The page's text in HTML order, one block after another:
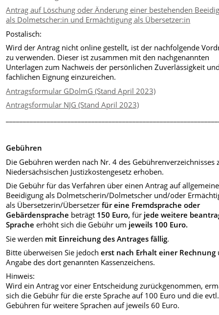
Antrag auf Löschung oder Änderung einer bestehenden
als Dolmetscher:in und Ermächtigung als Übersetzer:in
Postalisch:
Wird der Antrag nicht online gestellt, ist der nachfolgende
zu verwenden. Dieser ist zusammen mit den nachgenannten
Unterlagen zum Nachweis der persönlichen Zuverlässigkeit
fachlichen Eignung einzureichen.
Antragsformular GDolmG (Stand April 2023)
Antragsformular NJG (Stand April 2023)
Gebühren
Die Gebühren werden nach Nr. 4 des Gebührenverzeichnisses
Niedersächsischen Justizkostengesetz erhoben.
Die Gebühr für das Verfahren über einen Antrag auf allgemeine
Beeidigung als Dolmetscherin/Dolmetscher und/oder
als Übersetzerin/Übersetzerfür eine Fremdsprache oder
Gebärdensprache beträgt 150 Euro, für jede weitere
Sprache erhöht sich die Gebühr um jeweils 100 Euro.
Sie werden mit Einreichung des Antrages fällig.
Bitte überweisen Sie jedocherst nach Erhalt einer Rechnung
Angabe des dort genannten Kassenzeichens.
Hinweis:
Wird ein Antrag vor einer Entscheidung zurückgenommen,
sich die Gebühr für die erste Sprache auf 100 Euro und die evtl.
Gebühren für weitere Sprachen auf jeweils 60 Euro.